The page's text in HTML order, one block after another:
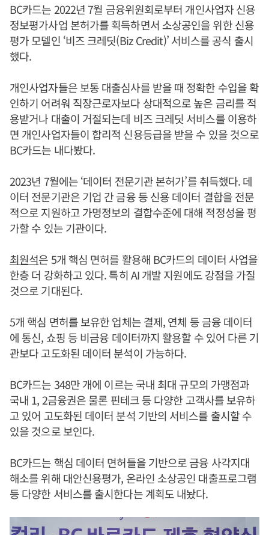
BC카드는 2022년 7월 금융위원회로부터 개인사업자 신용
정보평가사업 본허가를 획득하면서 소상공인을 위한 신용
평가 모델인 ‘비즈 크레딧(Biz Credit)’ 서비스를 공식 출시
했다.
개인사업자들은 보통 대출심사를 받을 때 정확한 수입을 확
인하기 어려워 직장근로자보다 상대적으로 높은 금리를 적
용받거나 대출이 거절되는데 비즈 크레딧 서비스를 이용하
면 개인사업자들이 합리적 신용등급을 받을 수 있을 것으로
BC카드는 내다봤다.
2023년 7월에는 ‘데이터 전문기관 본허가’를 취득했다. 데
이터 전문기관은 기업 간 금융 등 신용 데이터 결합을 전문
적으로 지원하고 가명정보의 결합수준에 대해 적정성을 평
가할 수 있는 기관이다.
최원석은 5개 핵심 면허를 활용해 BC카드의 데이터 사업을
한층 더 강화하고 있다. 특히 AI 개발 지원에도 강점을 가질
것으로 기대된다.
5개 핵심 면허를 보유한 업체는 결제, 연체 등 금융 데이터
에 통신, 쇼핑 등 비금융 데이터까지 활용할 수 있어 다른 기
관보다 고도화된 데이터 분석이 가능하다.
BC카드는 348만 개에 이르는 국내 최대 규모의 가맹점과
국내 1, 2금융권은 물론 핀테크 등 다양한 고객사를 보유하
고 있어 고도화된 데이터 분석 기반의 서비스를 출시할 수
있을 것으로 보인다.
BC카드는 핵심 데이터 면허들을 기반으로 금융 사각지대
해소를 위해 대안신용평가, 온라인 소상공인 대출프로그램
등 다양한 서비스를 출시한다는 계획도 내놨다.